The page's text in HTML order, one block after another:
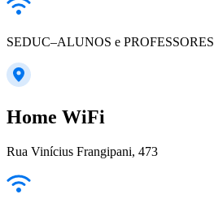
SEDUC–ALUNOS e PROFESSORES
Home WiFi
Rua Vinícius Frangipani, 473